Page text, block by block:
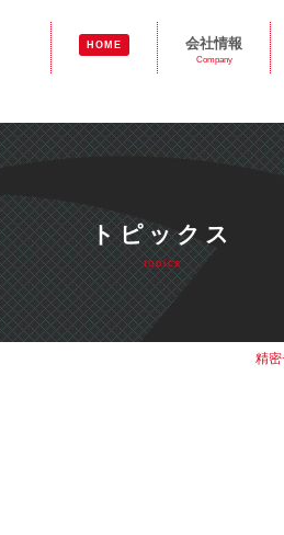
HOME 会社情報
Company
トピックス
topics
精